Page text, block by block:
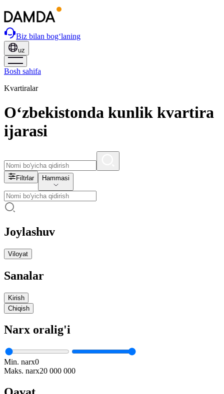
Biz bilan bog‘laning
uz
Bosh sahifa
Kvartiralar
O‘zbekistonda kunlik kvartira
ijarasi
Filtrlar Hammasi
Joylashuv
Viloyat
Sanalar
Kirish
Chiqish
Narx oralig'i
Min. narx0
Maks. narx20 000 000